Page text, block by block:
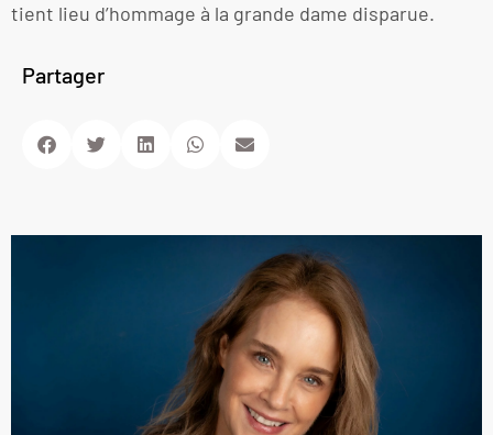
tient lieu d’hommage à la grande dame disparue.
Partager